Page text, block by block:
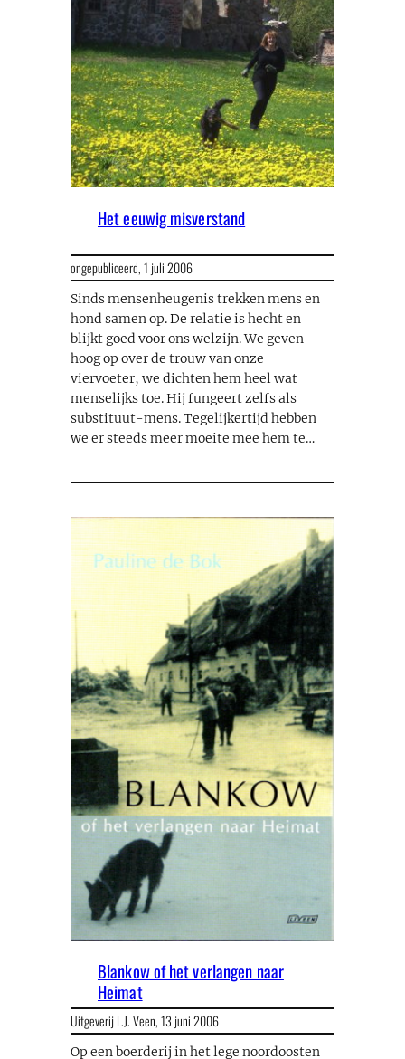
Het eeuwig misverstand
ongepubliceerd,1 juli 2006
Sinds mensenheugenis trekken mens en
hond samen op. De relatie is hecht en
blijkt goed voor ons welzijn. We geven
hoog op over de trouw van onze
viervoeter, we dichten hem heel wat
menselijks toe. Hij fungeert zelfs als
substituut-mens. Tegelijkertijd hebben
we er steeds meer moeite mee hem te…
Blankow of het verlangen naar
Heimat
Uitgeverij L.J. Veen,13 juni 2006
Op een boerderij in het lege noordoosten